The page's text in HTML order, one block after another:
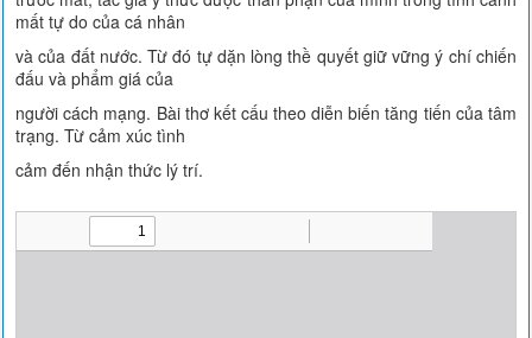
mất tự do của cá nhân
và của đất nước. Từ đó tự dặn lòng thề quyết giữ vững ý chí chiến
đấu và phẩm giá của
người cách mạng. Bài thơ kết cấu theo diễn biến tăng tiến của tâm
trạng. Từ cảm xúc tình
cảm đến nhận thức lý trí.